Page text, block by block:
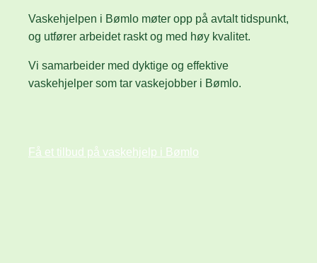
Vaskehjelpen i Bømlo møter opp på avtalt tidspunkt,
og utfører arbeidet raskt og med høy kvalitet.
Vi samarbeider med dyktige og effektive
vaskehjelper som tar vaskejobber i Bømlo.
Få et tilbud på vaskehjelp i Bømlo